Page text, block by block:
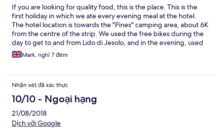
If you are looking for quality food, this is the place. This is the
first holiday in which we ate every evening meal at the hotel.
The hotel location is towards the "Pines" camping area, about 6K
from the centre of the strip. We used the free bikes during the
day to get to and from Lido di Jesolo, and in the evening, used
the bus (No 2 ) in, and used a taxi back which costs about €22.
The pool and beach area are really very nice, with free hotel
exceptionally friendly and helpful. Our room did have a couple
of issues, ( drain smell from bathroom and french door fault )
and the TV only has one English channel that we could find.
Mark, nghỉ 7 đêm
Nhận xét đã xác thực
10/10 - Ngoại hạng
21/08/2018
Dịch với Google